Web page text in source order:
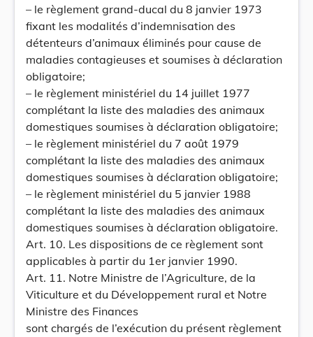
– le règlement grand-ducal du 8 janvier 1973
fixant les modalités d’indemnisation des
détenteurs d’animaux éliminés pour cause de
maladies contagieuses et soumises à déclaration
obligatoire;
– le règlement ministériel du 14 juillet 1977
complétant la liste des maladies des animaux
domestiques soumises à déclaration obligatoire;
– le règlement ministériel du 7 août 1979
complétant la liste des maladies des animaux
domestiques soumises à déclaration obligatoire;
– le règlement ministériel du 5 janvier 1988
complétant la liste des maladies des animaux
domestiques soumises à déclaration obligatoire.
Art. 10. Les dispositions de ce règlement sont
applicables à partir du 1er janvier 1990.
Art. 11. Notre Ministre de l’Agriculture, de la
Viticulture et du Développement rural et Notre
Ministre des Finances
sont chargés de l’exécution du présent règlement